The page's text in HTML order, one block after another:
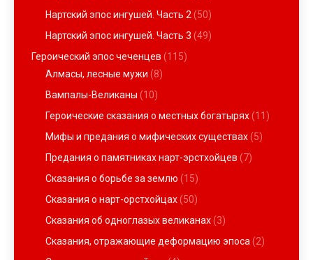
Нартский эпос ингушей. Часть 2 (50)
Нартский эпос ингушей. Часть 3 (49)
Героический эпос чеченцев (115)
Алмасы, лесные мужи (8)
Вампалы-Великаны (10)
Героические сказания о местных богатырях(11)
Мифы и предания о мифических существах(5)
Предания о памятниках нарт-эрстхойцев (7)
Сказания о борьбе за землю (15)
Сказания о нарт-орстхойцах(50)
Сказания об одноглазых великанах(3)
Сказания, отражающие деформацию эпоса (2)